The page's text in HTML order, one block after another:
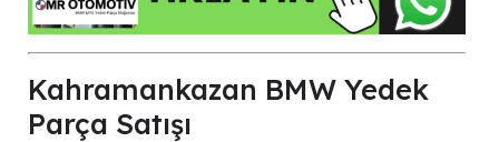
Kahramankazan BMW Yedek
Parça Satışı